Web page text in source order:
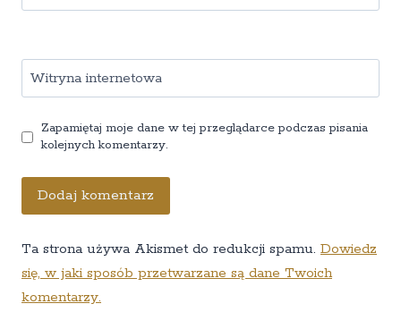
Witryna internetowa
Zapamiętaj moje dane w tej przeglądarce podczas pisania
kolejnych komentarzy.
Ta strona używa Akismet do redukcji spamu. Dowiedz
się, w jaki sposób przetwarzane są dane Twoich
komentarzy.